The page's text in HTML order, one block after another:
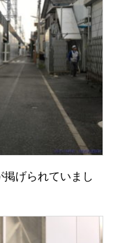
げられていまし